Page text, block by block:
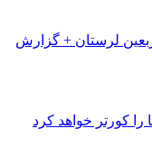
لرستان + گزارش
را کورتر خواهد کرد